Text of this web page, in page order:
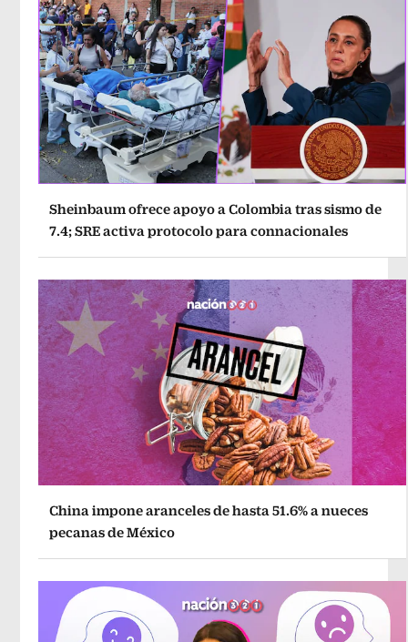
Sheinbaum ofrece apoyo a Colombia tras sismo de
7.4; SRE activa protocolo para connacionales
China impone aranceles de hasta 51.6% a nueces
pecanas de México